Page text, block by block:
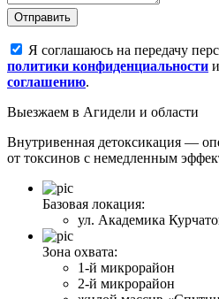
Отправить
Я соглашаюсь на передачу
политики конфиденциальности и
соглашению.
Выезжаем в Агидели и области
Внутривенная детоксикация —
от токсинов с немедленным
Базовая локация:
ул. Академика
Зона охвата:
1-й микрорайон
2-й микрорайон